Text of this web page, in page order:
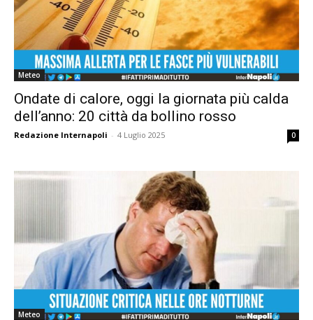
Meteo
Ondate di calore, oggi la giornata più calda
dell’anno: 20 città da bollino rosso
Redazione Internapoli - 4 Luglio 2025 0
Meteo